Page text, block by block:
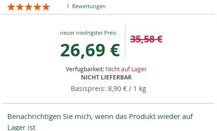
Bewertung:
100
% of100
1 Bewertungen
Special
26,69 € 35,58 €
8,90 € / 1 kg
Verfügbarkeit: Nicht auf Lager
NICHT LIEFERBAR
Benachrichtigen Sie mich, wenn das Produkt wieder auf
Lager ist